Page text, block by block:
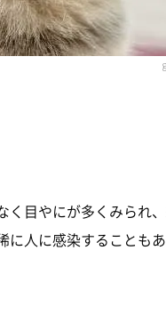
く目やにが多くみられ
に人に感染することも